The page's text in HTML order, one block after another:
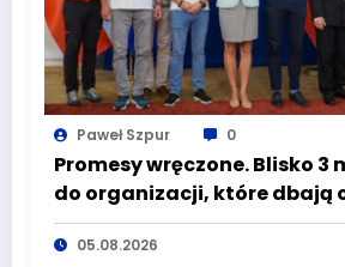
Paweł Szpur 0
Promesy wręczone. Blisko 3
do organizacji, które dbają
bezpieczeństwo
Dolnego Śląska
05.08.2026